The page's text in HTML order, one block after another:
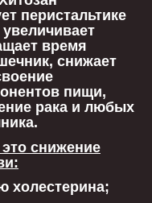
перистальтике
время
снижает
пищи,
рака и любых
снижение
холестерина;